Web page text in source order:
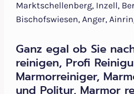
Marktschellenberg, Inzell,
Bischofswiesen, Anger,
Ganz egal ob Sie
reinigen, Profi
Marmorreiniger,
und Politur, Marmor